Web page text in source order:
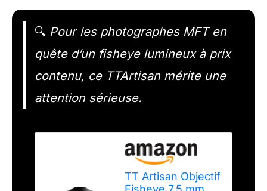
🔍 Pour les photographes MFT en
quête d’un fisheye lumineux à prix
contenu, ce TTArtisan mérite une
attention sérieuse.
TT Artisan Objectif